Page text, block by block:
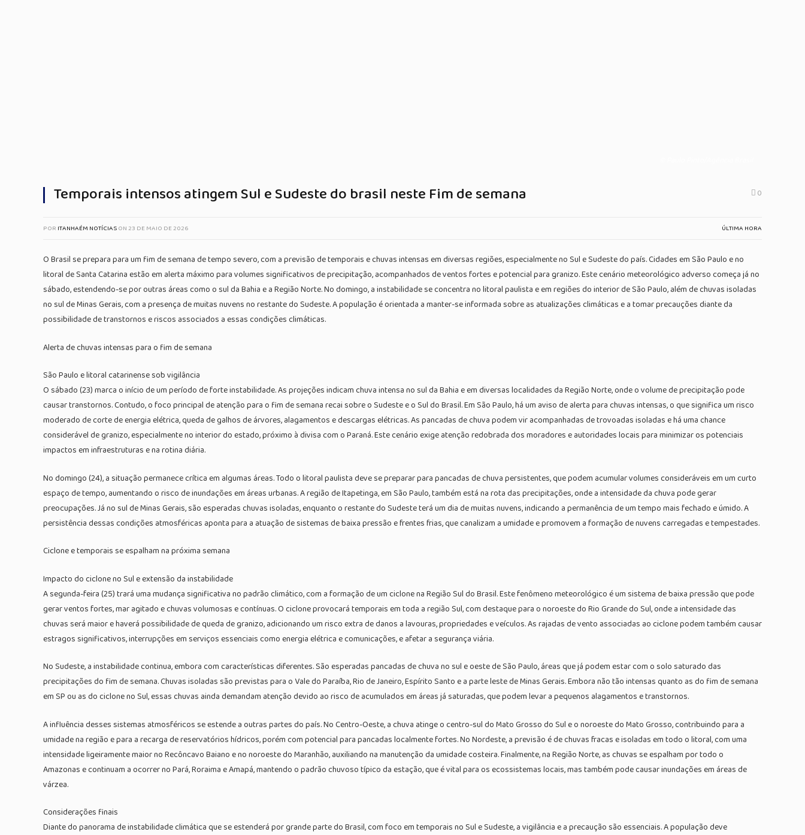
Temporais intensos atingem Sul e Sudeste do brasil neste Fim de semana 0
POR ITANHAÉM NOTÍCIASON23 DE MAIO DE 2026 ÚLTIMA HORA
O Brasil se prepara para um fim de semana de tempo severo, com a previsão de temporais e chuvas intensas em diversas regiões, especialmente no Sul e Sudeste do país. Cidades em São Paulo e no
litoral de Santa Catarina estão em alerta máximo para volumes significativos de precipitação, acompanhados de ventos fortes e potencial para granizo. Este cenário meteorológico adverso começa já no
sábado, estendendo-se por outras áreas como o sul da Bahia e a Região Norte. No domingo, a instabilidade se concentra no litoral paulista e em regiões do interior de São Paulo, além de chuvas isoladas
no sul de Minas Gerais, com a presença de muitas nuvens no restante do Sudeste. A população é orientada a manter-se informada sobre as atualizações climáticas e a tomar precauções diante da
possibilidade de transtornos e riscos associados a essas condições climáticas.
Alerta de chuvas intensas para o fim de semana
São Paulo e litoral catarinense sob vigilância
O sábado (23) marca o início de um período de forte instabilidade. As projeções indicam chuva intensa no sul da Bahia e em diversas localidades da Região Norte, onde o volume de precipitação pode
causar transtornos. Contudo, o foco principal de atenção para o fim de semana recai sobre o Sudeste e o Sul do Brasil. Em São Paulo, há um aviso de alerta para chuvas intensas, o que significa um risco
moderado de corte de energia elétrica, queda de galhos de árvores, alagamentos e descargas elétricas. As pancadas de chuva podem vir acompanhadas de trovoadas isoladas e há uma chance
considerável de granizo, especialmente no interior do estado, próximo à divisa com o Paraná. Este cenário exige atenção redobrada dos moradores e autoridades locais para minimizar os potenciais
impactos em infraestruturas e na rotina diária.
No domingo (24), a situação permanece crítica em algumas áreas. Todo o litoral paulista deve se preparar para pancadas de chuva persistentes, que podem acumular volumes consideráveis em um curto
espaço de tempo, aumentando o risco de inundações em áreas urbanas. A região de Itapetinga, em São Paulo, também está na rota das precipitações, onde a intensidade da chuva pode gerar
preocupações. Já no sul de Minas Gerais, são esperadas chuvas isoladas, enquanto o restante do Sudeste terá um dia de muitas nuvens, indicando a permanência de um tempo mais fechado e úmido. A
persistência dessas condições atmosféricas aponta para a atuação de sistemas de baixa pressão e frentes frias, que canalizam a umidade e promovem a formação de nuvens carregadas e tempestades.
Ciclone e temporais se espalham na próxima semana
Impacto do ciclone no Sul e extensão da instabilidade
A segunda-feira (25) trará uma mudança significativa no padrão climático, com a formação de um ciclone na Região Sul do Brasil. Este fenômeno meteorológico é um sistema de baixa pressão que pode
gerar ventos fortes, mar agitado e chuvas volumosas e contínuas. O ciclone provocará temporais em toda a região Sul, com destaque para o noroeste do Rio Grande do Sul, onde a intensidade das
chuvas será maior e haverá possibilidade de queda de granizo, adicionando um risco extra de danos a lavouras, propriedades e veículos. As rajadas de vento associadas ao ciclone podem também causar
estragos significativos, interrupções em serviços essenciais como energia elétrica e comunicações, e afetar a segurança viária.
No Sudeste, a instabilidade continua, embora com características diferentes. São esperadas pancadas de chuva no sul e oeste de São Paulo, áreas que já podem estar com o solo saturado das
precipitações do fim de semana. Chuvas isoladas são previstas para o Vale do Paraíba, Rio de Janeiro, Espírito Santo e a parte leste de Minas Gerais. Embora não tão intensas quanto as do fim de semana
em SP ou as do ciclone no Sul, essas chuvas ainda demandam atenção devido ao risco de acumulados em áreas já saturadas, que podem levar a pequenos alagamentos e transtornos.
A influência desses sistemas atmosféricos se estende a outras partes do país. No Centro-Oeste, a chuva atinge o centro-sul do Mato Grosso do Sul e o noroeste do Mato Grosso, contribuindo para a
umidade na região e para a recarga de reservatórios hídricos, porém com potencial para pancadas localmente fortes. No Nordeste, a previsão é de chuvas fracas e isoladas em todo o litoral, com uma
intensidade ligeiramente maior no Recôncavo Baiano e no noroeste do Maranhão, auxiliando na manutenção da umidade costeira. Finalmente, na Região Norte, as chuvas se espalham por todo o
Amazonas e continuam a ocorrer no Pará, Roraima e Amapá, mantendo o padrão chuvoso típico da estação, que é vital para os ecossistemas locais, mas também pode causar inundações em áreas de
várzea.
Considerações finais
Diante do panorama de instabilidade climática que se estenderá por grande parte do Brasil, com foco em temporais no Sul e Sudeste, a vigilância e a precaução são essenciais. A população deve